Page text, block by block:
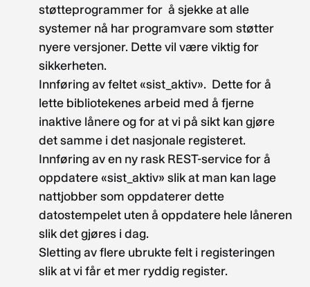
støtteprogrammer for å sjekke at alle
systemer nå har programvare som støtter
nyere versjoner. Dette vil være viktig for
sikkerheten.
Innføring av feltet «sist_aktiv». Dette for å
lette bibliotekenes arbeid med å fjerne
inaktive lånere og for at vi på sikt kan gjøre
det samme i det nasjonale registeret.
Innføring av en ny rask REST-service for å
oppdatere «sist_aktiv» slik at man kan lage
nattjobber som oppdaterer dette
datostempelet uten å oppdatere hele låneren
slik det gjøres i dag.
Sletting av flere ubrukte felt i registeringen
slik at vi får et mer ryddig register.